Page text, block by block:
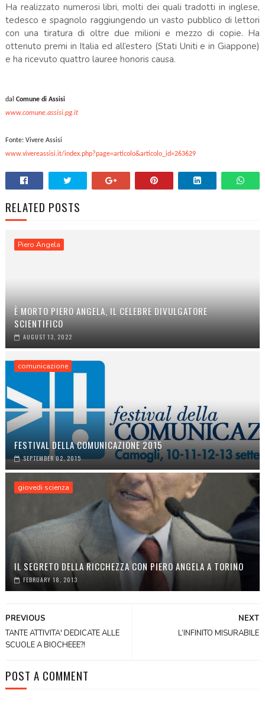
Ha realizzato numerosi libri, molti dei quali tradotti in inglese,
tedesco e spagnolo raggiungendo un vasto pubblico di lettori
con una tiratura di oltre due milioni e mezzo di copie. Ha
ottenuto premi in Italia ed all’estero (Stati Uniti e in Giappone)
e ha ricevuto quattro lauree honoris causa.
dal Comune di Assisi
www.comune.assisi.pg.it
Fonte: Vivere Assisi
www.vivereassisi.it/index.php?page=articolo&articolo_id=263629
RELATED POSTS
Piero Angela
È MORTO PIERO ANGELA, IL CELEBRE DIVULGATORE
SCIENTIFICO
AUGUST 13, 2022
comunicazione
FESTIVAL DELLA COMUNICAZIONE 2015
SEPTEMBER 02, 2015
giovedi scienza
IL SEGRETO DELLA RICCHEZZA CON PIERO ANGELA A TORINO
FEBRUARY 18, 2013
NEXT
L’INFINITO MISURABILE
PREVIOUS
TANTE ATTIVITA' DEDICATE ALLE
SCUOLE A BIOCHEEE?!
POST A COMMENT